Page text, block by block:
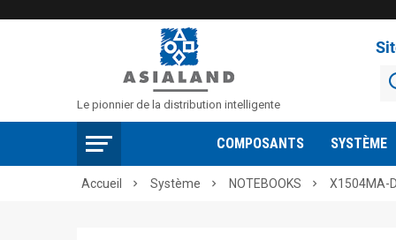
Le pionnier de la distribution intelligente
COMPOSANTS SYSTÈME
Accueil  Système  NOTEBOOKS  X1504MA-